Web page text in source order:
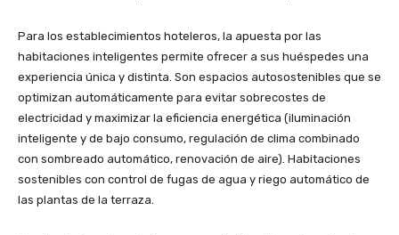
Para los establecimientos hoteleros, la apuesta por las
habitaciones inteligentes permite ofrecer a sus huéspedes una
experiencia única y distinta. Son espacios autosostenibles que se
optimizan automáticamente para evitar sobrecostes de
electricidad y maximizar la eficiencia energética (iluminación
inteligente y de bajo consumo, regulación de clima combinado
con sombreado automático, renovación de aire). Habitaciones
sostenibles con control de fugas de agua y riego automático de
las plantas de la terraza.